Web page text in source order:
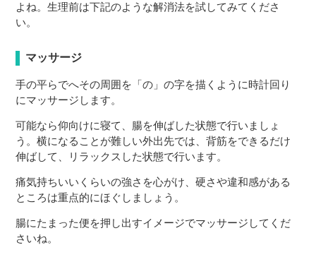
よね。生理前は下記のような解消法を試してみてくださ
い。
マッサージ
手の平らでへその周囲を「の」の字を描くように時計回り
にマッサージします。
可能なら仰向けに寝て、腸を伸ばした状態で行いましょ
う。横になることが難しい外出先では、背筋をできるだけ
伸ばして、リラックスした状態で行います。
痛気持ちいいくらいの強さを心がけ、硬さや違和感がある
ところは重点的にほぐしましょう。
腸にたまった便を押し出すイメージでマッサージしてくだ
さいね。